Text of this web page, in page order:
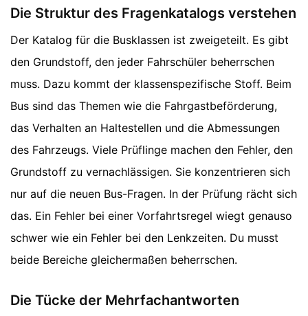
Die Struktur des Fragenkatalogs verstehen
Der Katalog für die Busklassen ist zweigeteilt. Es gibt
den Grundstoff, den jeder Fahrschüler beherrschen
muss. Dazu kommt der klassenspezifische Stoff. Beim
Bus sind das Themen wie die Fahrgastbeförderung,
das Verhalten an Haltestellen und die Abmessungen
des Fahrzeugs. Viele Prüflinge machen den Fehler, den
Grundstoff zu vernachlässigen. Sie konzentrieren sich
nur auf die neuen Bus-Fragen. In der Prüfung rächt sich
das. Ein Fehler bei einer Vorfahrtsregel wiegt genauso
schwer wie ein Fehler bei den Lenkzeiten. Du musst
beide Bereiche gleichermaßen beherrschen.
Die Tücke der Mehrfachantworten